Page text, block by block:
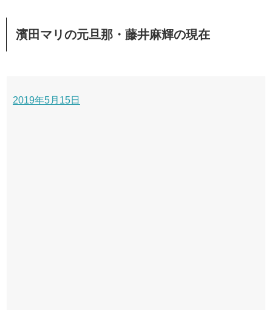
濱田マリの元旦那・藤井麻輝の現在
2019年5月15日